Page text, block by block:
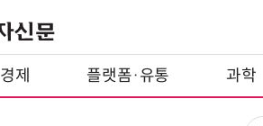
경제 플랫폼·유통 과학